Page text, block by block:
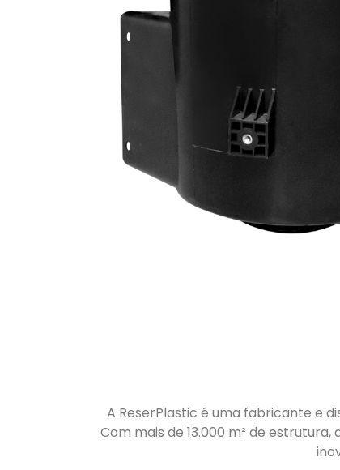
A ReserPlastic é uma fabricante e
Com mais de 13.000 m² de